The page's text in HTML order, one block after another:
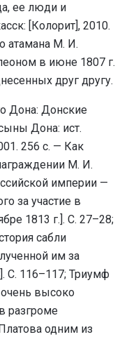
ее люди и
[Колорит], 2010.
атамана М. И.
в июне 1807 г.
друг другу.
Дона: Донские
Дона: ист.
256 с. — Как
М. И.
империи —
за участие в
1813 г.]. С. 27–28;
сабли
им за
С. 116–117; Триумф
высоко
разгроме
одним из